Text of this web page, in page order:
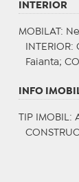
INTERIOR
MOBILAT :
INTERIOR:
Faianta;
INFO
TIP IMOBIL :